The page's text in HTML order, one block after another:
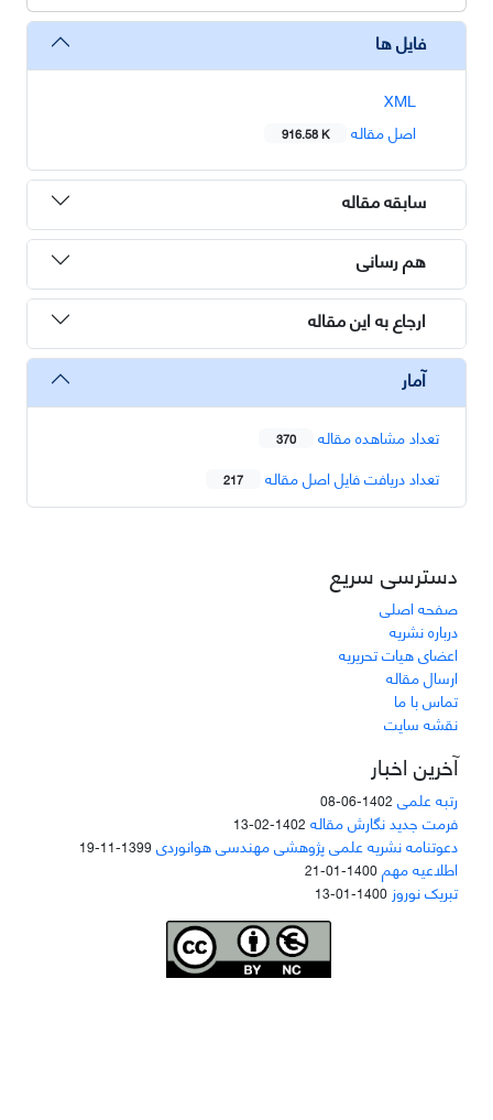
فایل ها
XML
اصل مقاله
916.58 K
سابقه مقاله
هم رسانی
ارجاع به این مقاله
آمار
تعداد مشاهده مقاله 370
تعداد دریافت فایل اصل مقاله 217
دسترسی سریع
صفحه اصلی
درباره نشریه
اعضای هیات تحریریه
ارسال مقاله
تماس با ما
نقشه سایت
آخرین اخبار
رتبه علمی 1402-06-08
فرمت جدید نگارش مقاله 1402-02-13
دعوتنامه نشریه علمی پژوهشی مهندسی هوانوردی1399-11-19
اطلاعیه مهم1400-01-21
تبریک نوروز 1400-01-13